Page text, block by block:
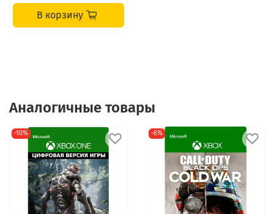
В корзину
Аналогичные товары
-10% -6%